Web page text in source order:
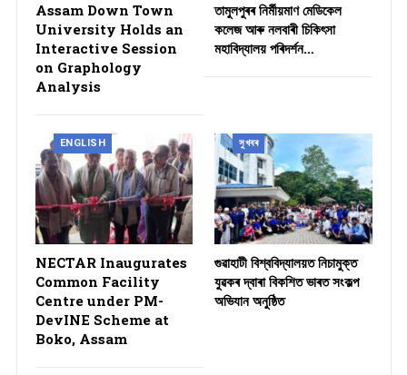
Assam Down Town
University Holds an
Interactive Session
on Graphology
Analysis
তামুলপুৰৰ নিৰ্মীয়মাণ মেডিকেল
কলেজ আৰু নলবাৰী চিকিৎসা
মহাবিদ্যালয় পৰিদৰ্শন…
ENGLISH
NECTAR Inaugurates
Common Facility
Centre under PM-
DevINE Scheme at
Boko, Assam
সুখবৰ
গুৱাহাটী বিশ্ববিদ্যালয়ত নিচামুক্ত
যুৱকৰ দ্বাৰা বিকশিত ভাৰত সংকল্প
অভিযান অনুষ্ঠিত